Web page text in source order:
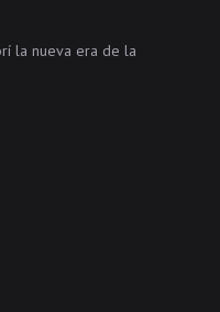
la nueva era de la